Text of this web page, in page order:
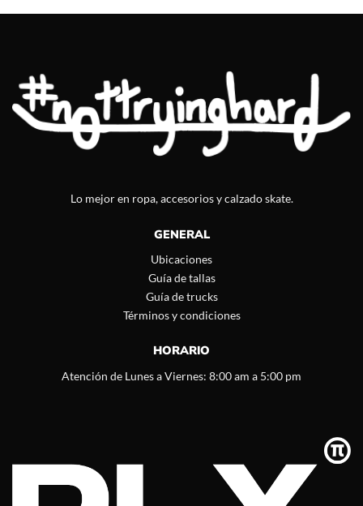
Lo mejor en ropa, accesorios y calzado skate.
GENERAL
Ubicaciones
Guía de tallas
Guía de trucks
Términos y condiciones
HORARIO
Atención de Lunes a Viernes: 8:00 am a 5:00 pm